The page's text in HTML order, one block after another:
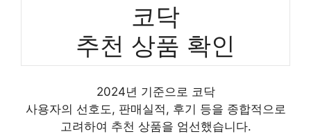
코닥
추천 상품 확인
2024년 기준으로 코닥
사용자의 선호도, 판매실적, 후기 등을 종합적으로
고려하여 추천 상품을 엄선했습니다.